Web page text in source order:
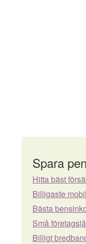
Spara
Hitta bäst
Billigaste
Bästa
Små
Billigt